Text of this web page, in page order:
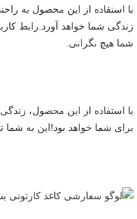
شما هیچ نگرانی.
برای شما خواهد بود!اين به